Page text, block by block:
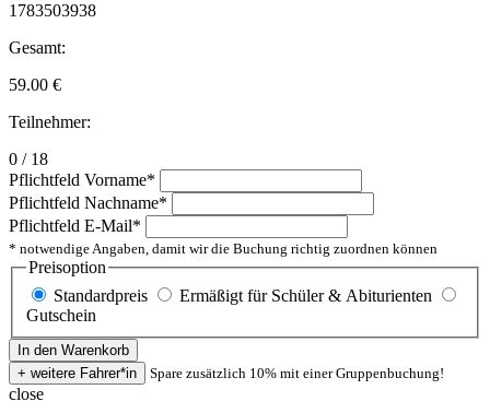
1783503938
Gesamt:
59.00 €
Teilnehmer:
0 / 18
Pflichtfeld Vorname*
Pflichtfeld Nachname*
Pflichtfeld E-Mail*
* notwendige Angaben, damit wir die Buchung richtig zuordnen können
Preisoption
Standardpreis
Ermäßigt für Schüler & Abiturienten
Gutschein
Spare zusätzlich 10% mit einer Gruppenbuchung!
close